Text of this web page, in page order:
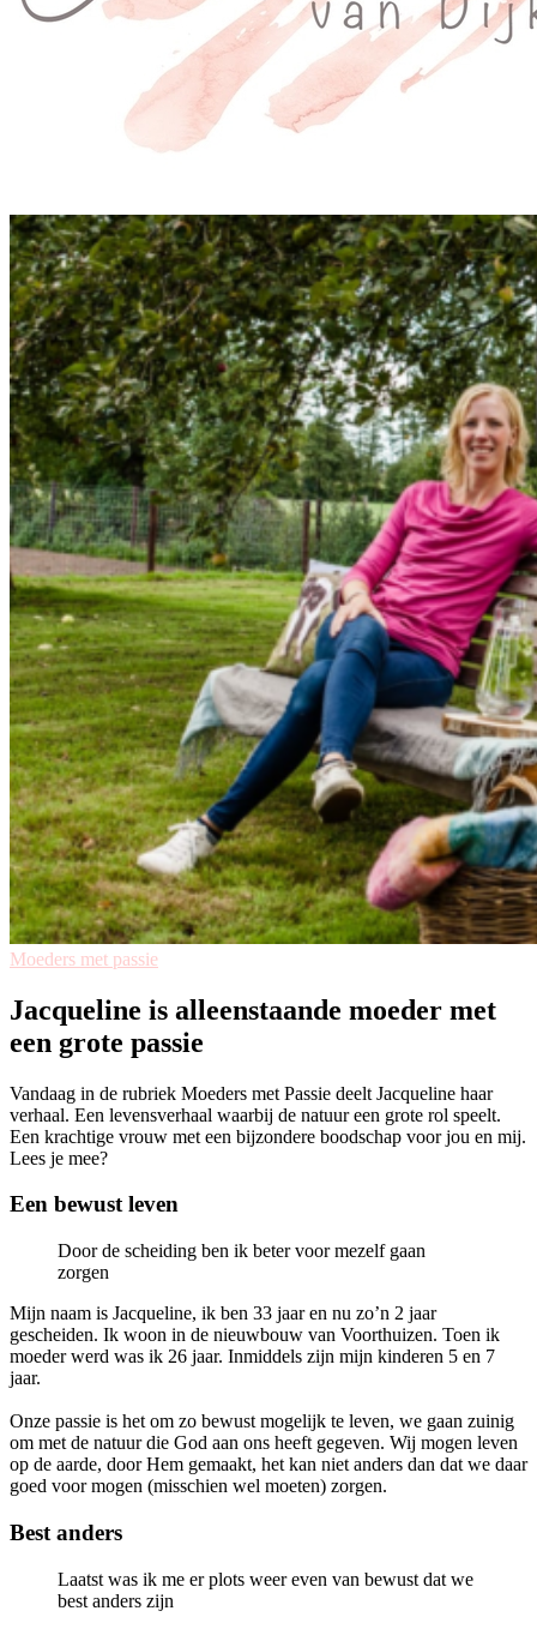
Moeders met passie
Jacqueline is alleenstaande moeder met
een grote passie
Vandaag in de rubriek Moeders met Passie deelt Jacqueline haar
verhaal. Een levensverhaal waarbij de natuur een grote rol speelt.
Een krachtige vrouw met een bijzondere boodschap voor jou en mij.
Lees je mee?
Een bewust leven
Door de scheiding ben ik beter voor mezelf gaan
zorgen
Mijn naam is Jacqueline, ik ben 33 jaar en nu zo’n 2 jaar
gescheiden. Ik woon in de nieuwbouw van Voorthuizen. Toen ik
moeder werd was ik 26 jaar. Inmiddels zijn mijn kinderen 5 en 7
jaar.
Onze passie is het om zo bewust mogelijk te leven, we gaan zuinig
om met de natuur die God aan ons heeft gegeven. Wij mogen leven
op de aarde, door Hem gemaakt, het kan niet anders dan dat we daar
goed voor mogen (misschien wel moeten) zorgen.
Best anders
Laatst was ik me er plots weer even van bewust dat we
best anders zijn